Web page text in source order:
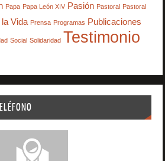
Papa Papa León XIV Pasión Pastoral Pastoral
la Vida Prensa Programas Publicaciones
Social Solidaridad Testimonio